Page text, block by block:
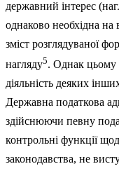
державний інтерес
однаково необхідна на
зміст розглядуваної
нагляду5. Однак цьому
діяльність деяких
Дер­жавна податкова
здійснюючи певну
контрольні функції
законодавства, не